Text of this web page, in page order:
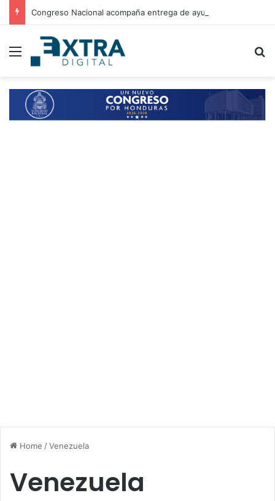
Menu
Home /Venezuela
Venezuela